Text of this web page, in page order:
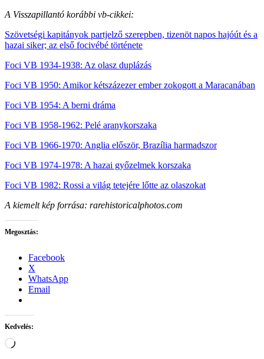
A Visszapillantó korábbi vb-cikkei:
Szövetségi kapitányok partjelző szerepben, tizenöt napos hajóút és a
hazai siker; az első focivébé története
Foci VB 1934-1938: Az olasz duplázás
Foci VB 1950: Amikor kétszázezer ember zokogott a Maracanában
Foci VB 1954: A berni dráma
Foci VB 1958-1962: Pelé aranykorszaka
Foci VB 1966-1970: Anglia először, Brazília harmadszor
Foci VB 1974-1978: A hazai győzelmek korszaka
Foci VB 1982: Rossi a világ tetejére lőtte az olaszokat
A kiemelt kép forrása: rarehistoricalphotos.com
Megosztás:
Facebook
X
WhatsApp
Email
Kedvelés:
Loading…